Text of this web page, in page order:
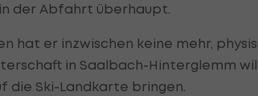
der Abfahrt überhaupt.
hat er inzwischen keine mehr,
in Saalbach-Hinterglemm
die Ski-Landkarte bringen.